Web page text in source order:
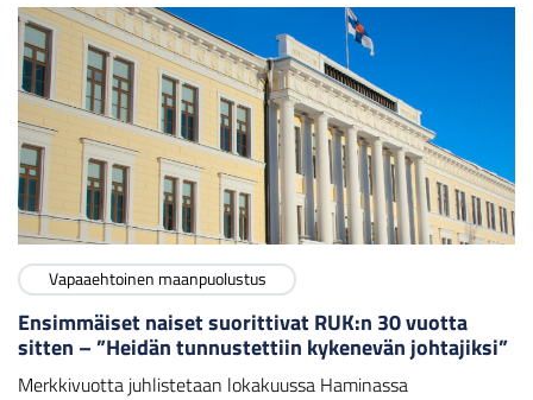
Vapaaehtoinen maanpuolustus
Ensimmäiset naiset suorittivat RUK:n 30 vuotta
sitten – ”Heidän tunnustettiin kykenevän johtajiksi”
Merkkivuotta juhlistetaan lokakuussa Haminassa